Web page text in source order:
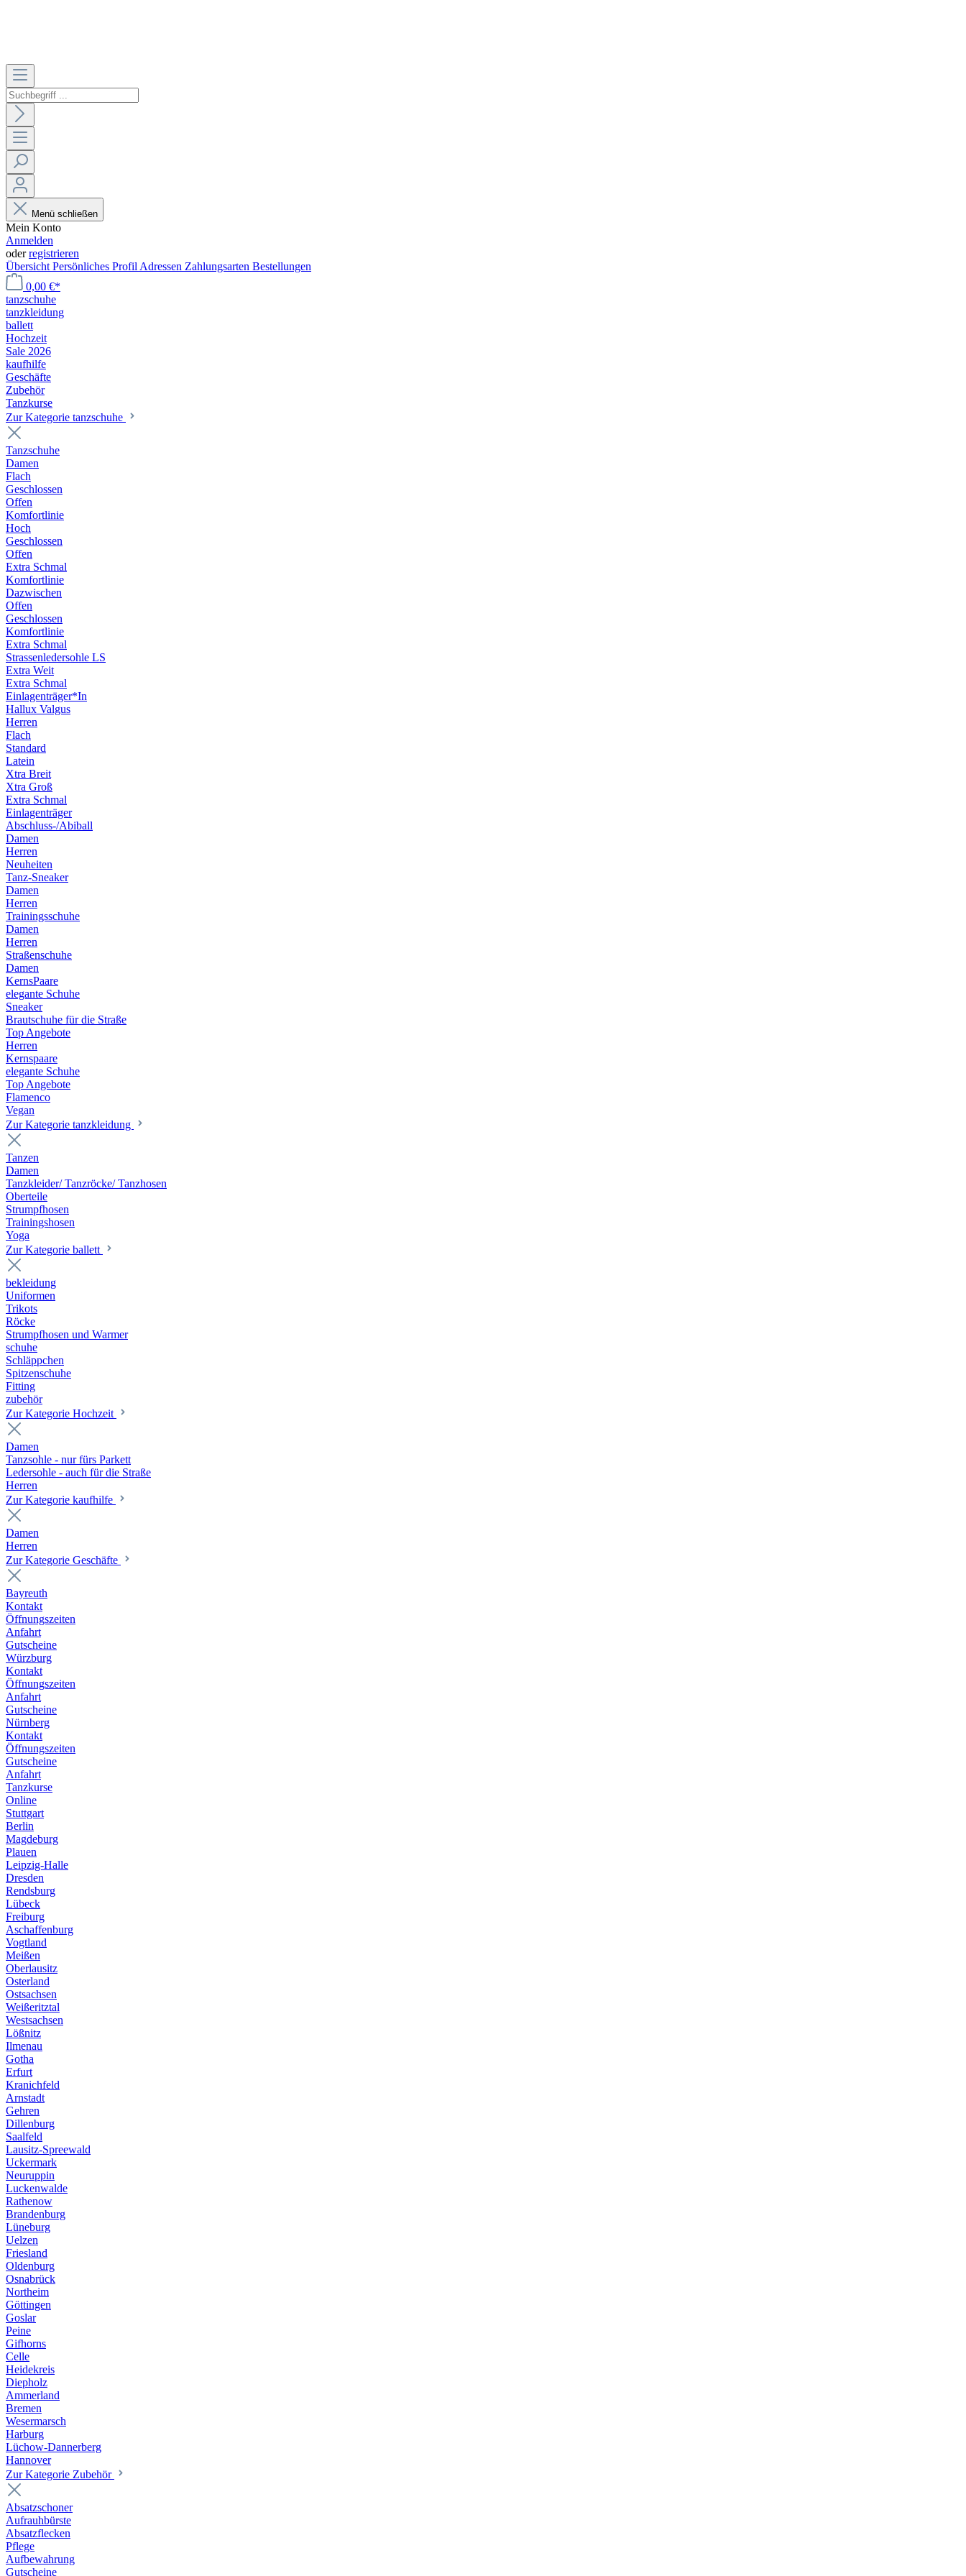
Menü schließen
Mein Konto
Anmelden
oderregistrieren
Übersicht Persönliches Profil Adressen Zahlungsarten Bestellungen
0,00 €*
tanzschuhe
tanzkleidung
ballett
Hochzeit
Sale 2026
kaufhilfe
Geschäfte
Zubehör
Tanzkurse
Zur Kategorie tanzschuhe
Tanzschuhe
Damen
Flach
Geschlossen
Offen
Komfortlinie
Hoch
Geschlossen
Offen
Extra Schmal
Komfortlinie
Dazwischen
Offen
Geschlossen
Komfortlinie
Extra Schmal
Strassenledersohle LS
Extra Weit
Extra Schmal
Einlagenträger*In
Hallux Valgus
Herren
Flach
Standard
Latein
Xtra Breit
Xtra Groß
Extra Schmal
Einlagenträger
Abschluss-/Abiball
Damen
Herren
Neuheiten
Tanz-Sneaker
Damen
Herren
Trainingsschuhe
Damen
Herren
Straßenschuhe
Damen
KernsPaare
elegante Schuhe
Sneaker
Brautschuhe für die Straße
Top Angebote
Herren
Kernspaare
elegante Schuhe
Top Angebote
Flamenco
Vegan
Zur Kategorie tanzkleidung
Tanzen
Damen
Tanzkleider/ Tanzröcke/ Tanzhosen
Oberteile
Strumpfhosen
Trainingshosen
Yoga
Zur Kategorie ballett
bekleidung
Uniformen
Trikots
Röcke
Strumpfhosen und Warmer
schuhe
Schläppchen
Spitzenschuhe
Fitting
zubehör
Zur Kategorie Hochzeit
Damen
Tanzsohle - nur fürs Parkett
Ledersohle - auch für die Straße
Herren
Zur Kategorie kaufhilfe
Damen
Herren
Zur Kategorie Geschäfte
Bayreuth
Kontakt
Öffnungszeiten
Anfahrt
Gutscheine
Würzburg
Kontakt
Öffnungszeiten
Anfahrt
Gutscheine
Nürnberg
Kontakt
Öffnungszeiten
Gutscheine
Anfahrt
Tanzkurse
Online
Stuttgart
Berlin
Magdeburg
Plauen
Leipzig-Halle
Dresden
Rendsburg
Lübeck
Freiburg
Aschaffenburg
Vogtland
Meißen
Oberlausitz
Osterland
Ostsachsen
Weißeritztal
Westsachsen
Lößnitz
Ilmenau
Gotha
Erfurt
Kranichfeld
Arnstadt
Gehren
Dillenburg
Saalfeld
Lausitz-Spreewald
Uckermark
Neuruppin
Luckenwalde
Rathenow
Brandenburg
Lüneburg
Uelzen
Friesland
Oldenburg
Osnabrück
Northeim
Göttingen
Goslar
Peine
Gifhorns
Celle
Heidekreis
Diepholz
Ammerland
Bremen
Wesermarsch
Harburg
Lüchow-Dannerberg
Hannover
Zur Kategorie Zubehör
Absatzschoner
Aufrauhbürste
Absatzflecken
Pflege
Aufbewahrung
Gutscheine